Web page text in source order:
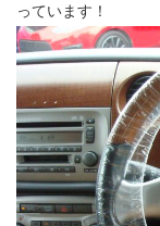
っています！